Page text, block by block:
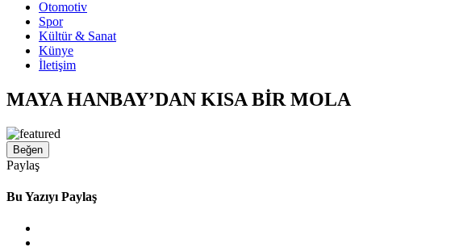
Otomotiv
Spor
Kültür & Sanat
Künye
İletişim
MAYA HANBAY’DAN KISA BİR MOLA
Beğen
Paylaş
Bu Yazıyı Paylaş